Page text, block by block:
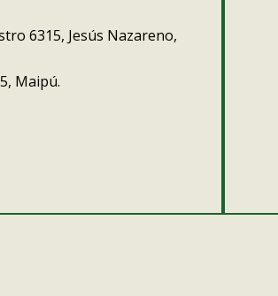
6315, Jesús Nazareno,
Maipú.